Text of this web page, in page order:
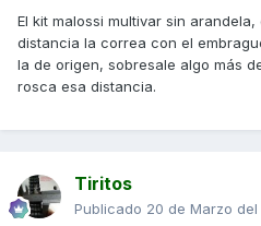
El kit malossi multivar sin
distancia la correa con el
la de origen, sobresale algo más
rosca esa distancia.
Tiritos
Publicado 20 de Marzo del